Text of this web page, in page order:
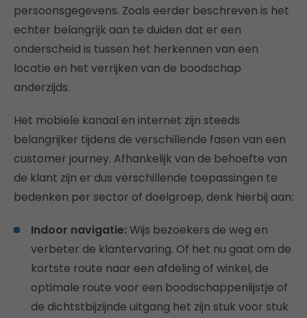
persoonsgegevens. Zoals eerder beschreven is het
echter belangrijk aan te duiden dat er een
onderscheid is tussen het herkennen van een
locatie en het verrijken van de boodschap
anderzijds.
Het mobiele kanaal en internet zijn steeds
belangrijker tijdens de verschillende fasen van een
customer journey. Afhankelijk van de behoefte van
de klant zijn er dus verschillende toepassingen te
bedenken per sector of doelgroep, denk hierbij aan:
Indoor navigatie: Wijs bezoekers de weg en
verbeter de klantervaring. Of het nu gaat om de
kortste route naar een afdeling of winkel, de
optimale route voor een boodschappenlijstje of
de dichtstbijzijnde uitgang het zijn stuk voor stuk